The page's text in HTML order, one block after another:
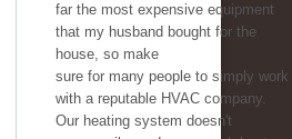
far the most expensive equipment
that my husband bought for the
house, so make
sure for many people to simply work
with a reputable HVAC company.
Our heating system doesn't